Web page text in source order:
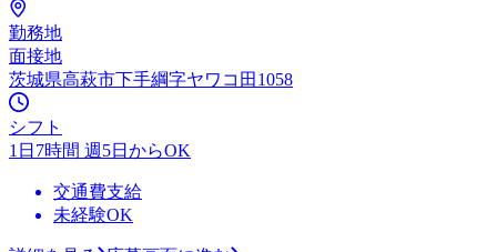
勤務地
面接地
茨城県高萩市下手綱字ヤワコ田1058
シフト
1日7時間 週5日からOK
交通費支給
未経験OK